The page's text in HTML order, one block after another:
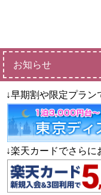
お知らせ
↓早期割や限定プラン
↓楽天カードでさらに